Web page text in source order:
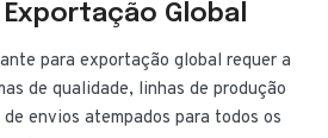
Exportação Global
para exportação global requer a
de qualidade, linhas de produção
envios atempados para todos os